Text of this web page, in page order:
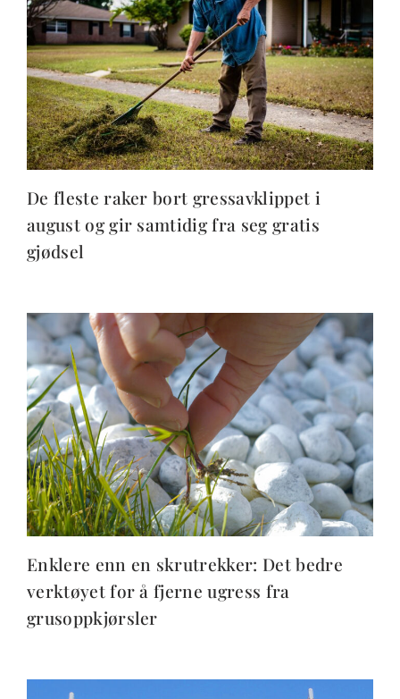
De fleste raker bort gressavklippet i
august og gir samtidig fra seg gratis
gjødsel
Enklere enn en skrutrekker: Det bedre
verktøyet for å fjerne ugress fra
grusoppkjørsler